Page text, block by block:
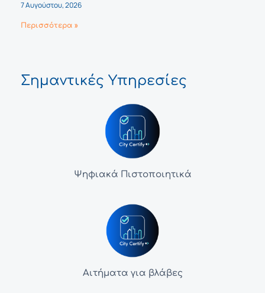
7 Αυγούστου, 2026
Περισσότερα »
Σημαντικές Υπηρεσίες
Ψηφιακά Πιστοποιητικά
Αιτήματα για βλάβες